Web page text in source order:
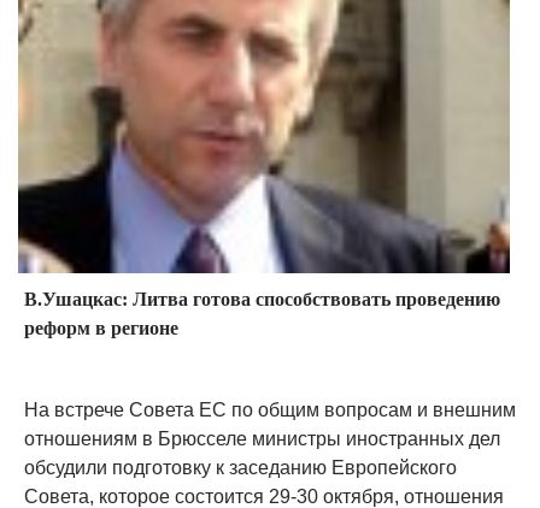
В.Ушацкас: Литва готова способствовать проведению
реформ в регионе
На встрече Совета ЕС по общим вопросам и внешним
отношениям в Брюсселе министры иностранных дел
обсудили подготовку к заседанию Европейского
Совета, которое состоится 29-30 октября, отношения